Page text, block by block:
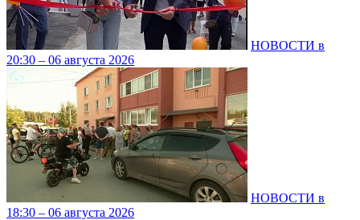
НОВОСТИ в
20:30 – 06 августа 2026
НОВОСТИ в
18:30 – 06 августа 2026